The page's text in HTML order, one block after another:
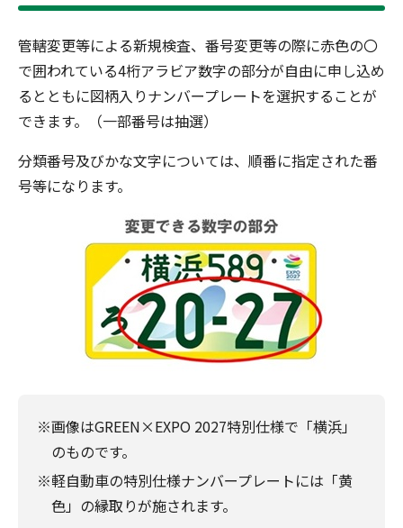
管轄変更等による新規検査、番号変更等の際に赤色の〇
で囲われている4桁アラビア数字の部分が自由に申し込め
るとともに図柄入りナンバープレートを選択することが
できます。（一部番号は抽選）
分類番号及びかな文字については、順番に指定された番
号等になります。
※画像はGREEN×EXPO 2027特別仕様で「横浜」
のものです。
※軽自動車の特別仕様ナンバープレートには「黄
色」の縁取りが施されます。